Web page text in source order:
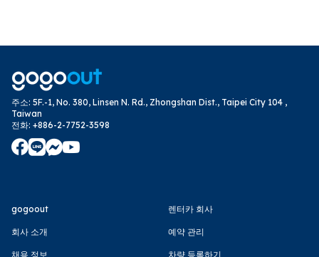
주소: 5F.-1, No. 380, Linsen N. Rd., Zhongshan Dist., Taipei City 104 ,
Taiwan
전화: +886-2-7752-3598
gogoout
회사 소개
채용 정보
렌터카 회사
예약 관리
차량 등록하기